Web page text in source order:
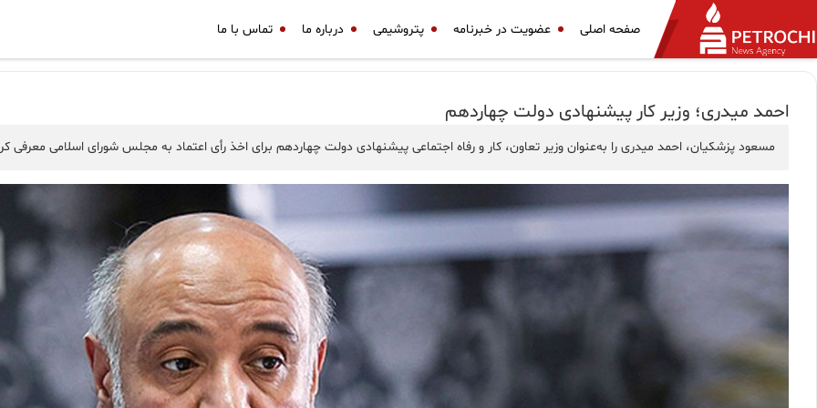
صفحه اصلی عضویت در خبرنامه پتروشیمی درباره ما تماس با ما
احمد میدری؛ وزیر کار پیشنهادی دولت چهاردهم
مسعود پزشکیان، احمد میدری را به‌عنوان وزیر تعاون، کار و رفاه اجتماعی پیشنهادی دولت چهاردهم برای اخذ رأی اعتماد به مجلس شورای اسلامی معرفی